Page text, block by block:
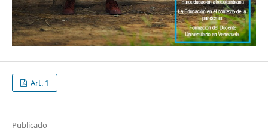
Art. 1
Publicado